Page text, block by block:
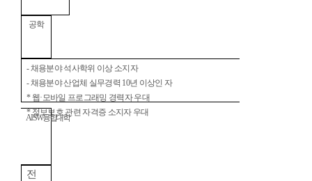
공학
-채용분야 석사학위 이상 소지자
-채용분야 산업체 실무경력 10년 이상인 자
* 웹·모바일 프로그래밍 경력자 우대
*정보보호 관련 자격증 소지자 우대
AI·SW융합대학
전